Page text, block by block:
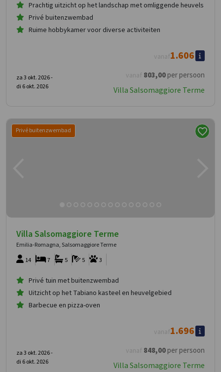
Prachtig uitzicht op het landschap met omliggende heuvels
Privé buitenzwembad
Ruime hobbykamer voor diverse activiteiten
vanaf 803,00per persoon
vanaf1.606
za 3 okt. 2026 -
di 6 okt. 2026
Villa Salsomaggiore Terme
Privé buitenzwembad
Villa Salsomaggiore Terme
Emilia-Romagna, Salsomaggiore Terme
14
3
5 5
7
Privé tuin met buitenzwembad
Uitzicht op het Tabiano kasteel en heuvelgebied
Barbecue en pizza-oven
vanaf 848,00per persoon
vanaf1.696
za 3 okt. 2026 -
di 6 okt. 2026
Villa Salsomaggiore Terme